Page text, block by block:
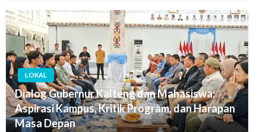
LOKAL
Dialog Gubernur Kalteng dan Mahasiswa:
Aspirasi Kampus, Kritik Program, dan Harapan
Masa Depan